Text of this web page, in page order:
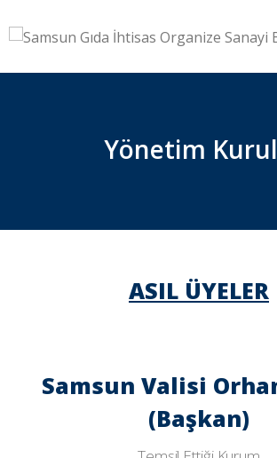
Yönetim
ASIL ÜYELER
Samsun Valisi
(Başkan)